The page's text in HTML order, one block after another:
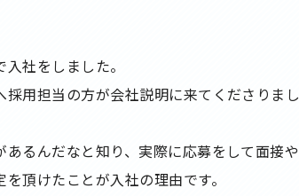
社をしました。
採用担当の方が会社説明に来てくださりまし
あるんだなと知り、実際に応募をして面接や
頂けたことが入社の理由です。